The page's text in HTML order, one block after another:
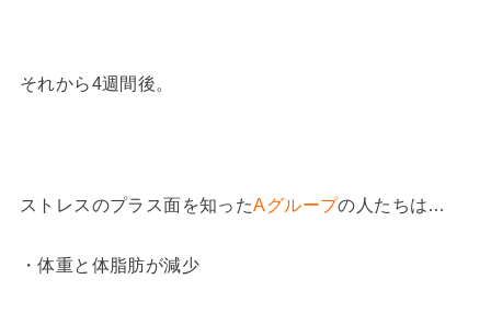
それから4週間後。
ストレスのプラス面を知ったAグループの人たちは…
・体重と体脂肪が減少